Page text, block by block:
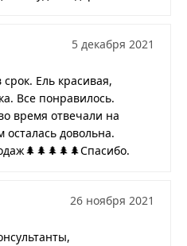
5 декабря 2021
Ель красивая,
Все понравилось.
время отвечали на
довольна.
26 ноября 2021